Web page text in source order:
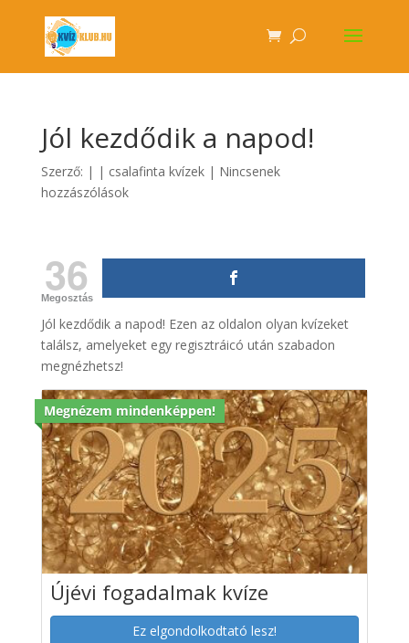
Jól kezdődik a napod!
Szerző: | | csalafinta kvízek| Nincsenek
hozzászólások
36
Megosztás
Jól kezdődik a napod! Ezen az oldalon olyan kvízeket
találsz, amelyeket egy regisztráicó után szabadon
megnézhetsz!
Megnézem mindenképpen!
Újévi fogadalmak kvíze
Ez elgondolkodtató lesz!